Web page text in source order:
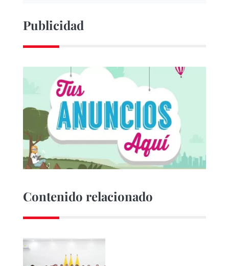
Publicidad
Contenido relacionado